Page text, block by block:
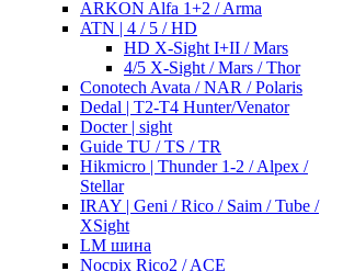
ARKON Alfa 1+2 / Arma
ATN | 4 / 5 / HD
HD X-Sight I+II / Mars
4/5 X-Sight / Mars / Thor
Conotech Avata / NAR / Polaris
Dedal | T2-T4 Hunter/Venator
Docter | sight
Guide TU / TS / TR
Hikmicro | Thunder 1-2 / Alpex /
Stellar
IRAY | Geni / Rico / Saim / Tube /
XSight
LM шина
Nocpix Rico2 / ACE